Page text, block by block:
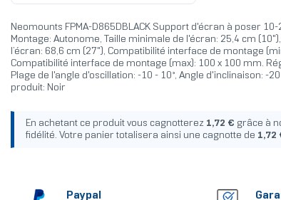
Neomounts FPMA-D865DBLACK Support d'écran à poser
Montage: Autonome, Taille minimale de l'écran: 25,4 cm
l’écran: 68,6 cm (27"), Compatibilité interface de montage
Compatibilité interface de montage (max): 100 x 100 mm.
Plage de l'angle d'oscillation: -10 - 10°, Angle d'inclinaison: -
produit: Noir
En achetant ce produit vous cagnotterez 1,72 € grâce à
fidélité. Votre panier totalisera ainsi une cagnotte de 1,72
Paypal